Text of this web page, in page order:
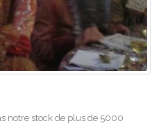
notre stock de plus de 5000